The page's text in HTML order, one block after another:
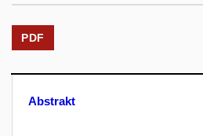
PDF
Abstrakt